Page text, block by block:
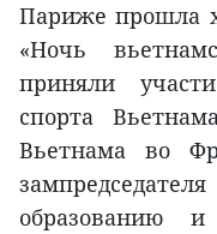
Париже прошла
«Ночь
приняли
спорта
Вьетнама во
образованию